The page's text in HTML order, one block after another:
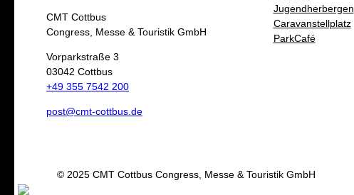
c
h
e
n
CMT Cottbus
Congress, Messe & Touristik GmbH
Vorparkstraße 3
03042 Cottbus
+49 355 7542 200
post@cmt-cottbus.de
Jugendherbergen
Caravanstellplatz
ParkCafé
© 2025 CMT Cottbus Congress, Messe & Touristik GmbH